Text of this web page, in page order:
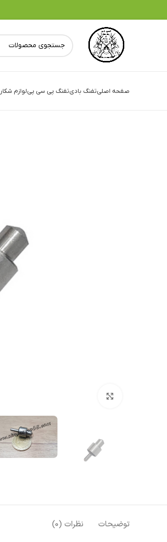
صفحه اصلیتفنگ بادیتفنگ پی سی پیلوازم شکار
توضیحات نظرات (0)